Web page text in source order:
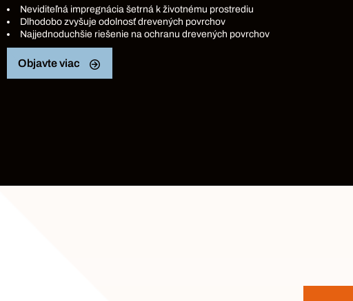
Neviditeľná impregnácia šetrná k životnému prostrediu
Dlhodobo zvyšuje odolnosť drevených povrchov
Najjednoduchšie riešenie na ochranu drevených povrchov
Objavte viac